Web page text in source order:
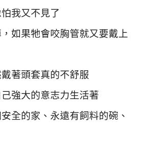
我又不見了
如果牠會咬胸管就又要戴上
著頭套真的不舒服
強大的意志力生活著
全的家、永遠有飼料的碗、